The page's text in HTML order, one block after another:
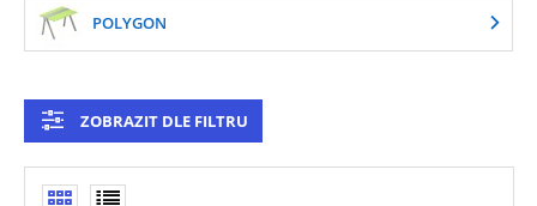
POLYGON
ZOBRAZIT DLE FILTRU